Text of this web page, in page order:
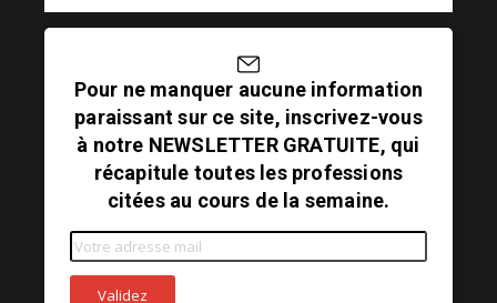
Pour ne manquer aucune information
paraissant sur ce site, inscrivez-vous
à notre NEWSLETTER GRATUITE, qui
récapitule toutes les professions
citées au cours de la semaine.